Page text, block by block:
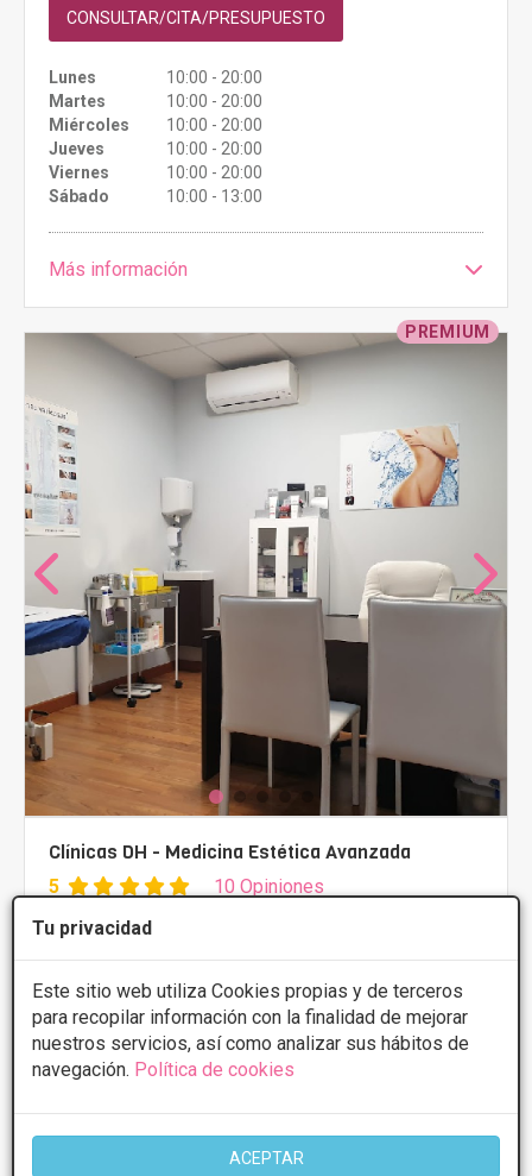
Tu privacidad
Este sitio web utiliza Cookies propias y de terceros
para recopilar información con la finalidad de mejorar
nuestros servicios, así como analizar sus hábitos de
navegación. Política de cookies
ACEPTAR
CONSULTAR/CITA/PRESUPUESTO
Lunes
10:00 - 20:00
Martes
10:00 - 20:00
Miércoles
10:00 - 20:00
Jueves
10:00 - 20:00
Viernes
10:00 - 20:00
Sábado
10:00 - 13:00
Más información
PREMIUM
Clínicas DH - Medicina Estética Avanzada
5 10 Opiniones
C/ San Antón 59, Granada
PRIMERA CONSULTA GRATUITA & FINANCIACIÓN A
MEDIDA
Tratamientos desde 20€
CONSULTAR/CITA/PRESUPUESTO